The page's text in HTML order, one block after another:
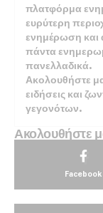
πλατφόρμα
ευρύτερη
ενημέρωση και
πάντα
πανελλαδικά.
Ακολουθήστε
ειδήσεις και
γεγονότων.
Ακολουθήστε
Facebook